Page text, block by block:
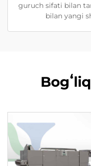
guruch sifati bilan
bilan yangi